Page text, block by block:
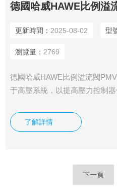
德國哈威HAWE比例溢
更新時間： 2025-08-02 型
瀏覽量： 2769
德國哈威HAWE比例溢流閥
于高壓系統，以提高壓力控制
了解詳情
下一頁